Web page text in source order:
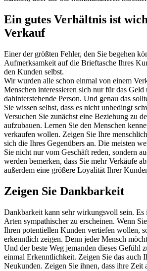
Ein gutes Verhältnis ist
Verkauf
Einer der größten Fehler, den Sie begehen
Aufmerksamkeit auf die Brieftasche Ihres
den Kunden selbst.
Wir wurden alle schon einmal von einem
Menschen interessieren sich nur für das
dahinterstehende Person. Und genau das
Sie wissen selbst, dass es nicht unbedingt
Versuchen Sie zunächst eine Beziehung zu
aufzubauen. Lernen Sie den Menschen
verkaufen wollen. Zeigen Sie Ihre
sich die Ihres Gegenübers an. Die meisten
Sie nicht nur vom Geschäft reden, sondern
werden bemerken, dass Sie mehr Verkäufe
außerdem eine größere Loyalität Ihrer
Zeigen Sie Dankbarkeit
Dankbarkeit kann sehr wirkungsvoll sein. Es
Arten sympathischer zu erscheinen. Wenn
Ihren potentiellen Kunden vertiefen wollen,
erkenntlich zeigen. Denn jeder Mensch
Und der beste Weg jemanden dieses Gefühl
einmal Erkenntlichkeit. Zeigen Sie das auch
Neukunden. Zeigen Sie ihnen, dass ihre Zeit